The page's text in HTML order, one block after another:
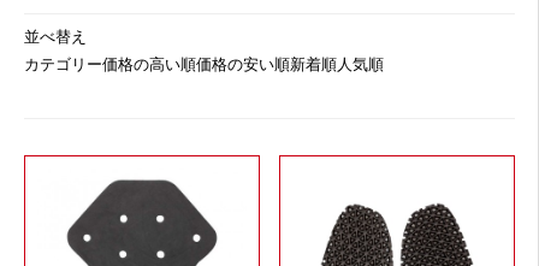
並べ替え
カテゴリー価格の高い順価格の安い順新着順人気順